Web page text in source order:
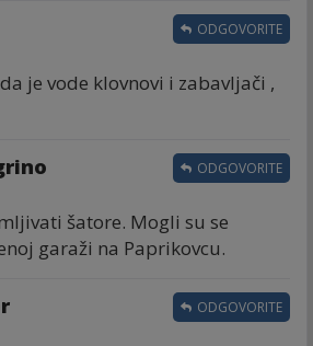
je vode klovnovi i zabavljači ,
ODGOVORITE
šatore. Mogli su se
garaži na Paprikovcu.
ODGOVORITE
ODGOVORITE